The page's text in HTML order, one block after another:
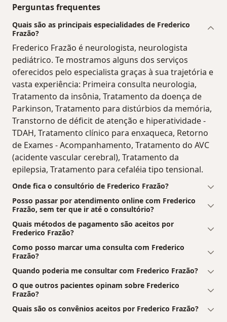
Perguntas frequentes
Quais são as principais especialidades de Frederico
Frazão?
Frederico Frazão é neurologista, neurologista
pediátrico. Te mostramos alguns dos serviços
oferecidos pelo especialista graças à sua trajetória e
vasta experiência: Primeira consulta neurologia,
Tratamento da insônia, Tratamento da doença de
Parkinson, Tratamento para distúrbios da memória,
Transtorno de déficit de atenção e hiperatividade -
TDAH, Tratamento clínico para enxaqueca, Retorno
de Exames - Acompanhamento, Tratamento do AVC
(acidente vascular cerebral), Tratamento da
epilepsia, Tratamento para cefaléia tipo tensional.
Onde fica o consultório de Frederico Frazão?
Posso passar por atendimento online com Frederico
Frazão, sem ter que ir até o consultório?
Quais métodos de pagamento são aceitos por
Frederico Frazão?
Como posso marcar uma consulta com Frederico
Frazão?
Quando poderia me consultar com Frederico Frazão?
O que outros pacientes opinam sobre Frederico
Frazão?
Quais são os convênios aceitos por Frederico Frazão?